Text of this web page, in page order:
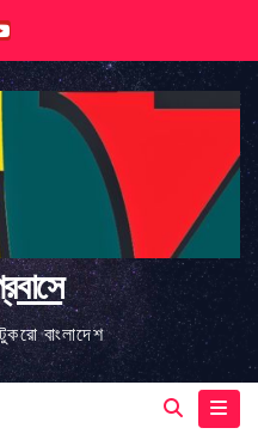
বাংলাদেশ